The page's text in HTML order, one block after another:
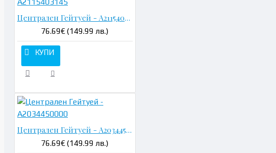
Централен Гейтуей - A2115403145
76.69€ (149.99 лв.)
КУПИ
Централен Гейтуей - A2034450000
76.69€ (149.99 лв.)